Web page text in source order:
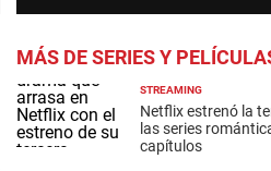
MÁS DE SERIES Y
STREAMING
Netflix estrenó la
las series
capítulos